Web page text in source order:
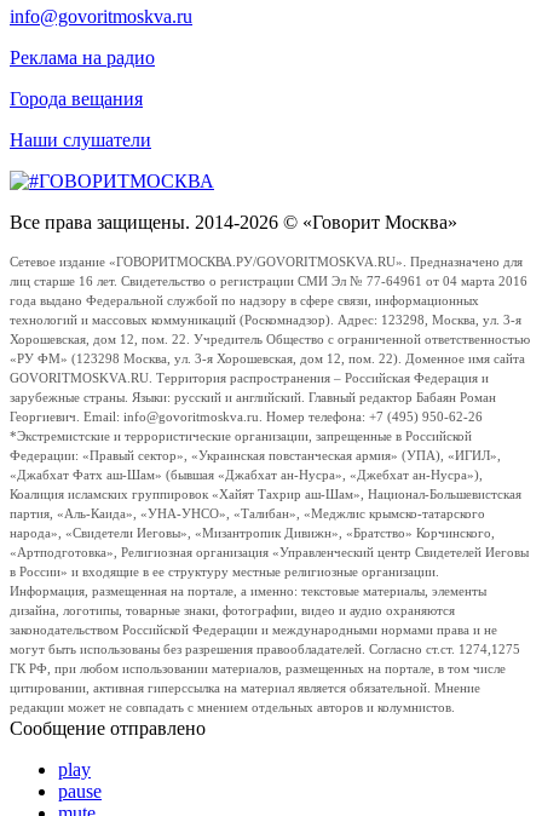
info@govoritmoskva.ru
Реклама на радио
Города вещания
Наши слушатели
Все права защищены. 2014-2026 © «Говорит Москва»
Сетевое издание «ГОВОРИТМОСКВА.РУ/GOVORITMOSKVA.RU». Предназначено для
лиц старше 16 лет. Свидетельство о регистрации СМИ Эл № 77-64961 от 04 марта 2016
года выдано Федеральной службой по надзору в сфере связи, информационных
технологий и массовых коммуникаций (Роскомнадзор). Адрес: 123298, Москва, ул. 3-я
Хорошевская, дом 12, пом. 22. Учредитель Общество с ограниченной ответственностью
«РУ ФМ» (123298 Москва, ул. 3-я Хорошевская, дом 12, пом. 22). Доменное имя сайта
GOVORITMOSKVA.RU. Территория распространения – Российская Федерация и
зарубежные страны. Языки: русский и английский. Главный редактор Бабаян Роман
Георгиевич. Email: info@govoritmoskva.ru. Номер телефона: +7 (495) 950-62-26
*Экстремистские и террористические организации, запрещенные в Российской
Федерации: «Правый сектор», «Украинская повстанческая армия» (УПА), «ИГИЛ»,
«Джабхат Фатх аш-Шам» (бывшая «Джабхат ан-Нусра», «Джебхат ан-Нусра»),
Коалиция исламских группировок «Хайят Тахрир аш-Шам», Национал-Большевистская
партия, «Аль-Каида», «УНА-УНСО», «Талибан», «Меджлис крымско-татарского
народа», «Свидетели Иеговы», «Мизантропик Дивижн», «Братство» Корчинского,
«Артподготовка», Религиозная организация «Управленческий центр Свидетелей Иеговы
в России» и входящие в ее структуру местные религиозные организации.
Информация, размещенная на портале, а именно: текстовые материалы, элементы
дизайна, логотипы, товарные знаки, фотографии, видео и аудио охраняются
законодательством Российской Федерации и международными нормами права и не
могут быть использованы без разрешения правообладателей. Согласно ст.ст. 1274,1275
ГК РФ, при любом использовании материалов, размещенных на портале, в том числе
цитировании, активная гиперссылка на материал является обязательной. Мнение
редакции может не совпадать с мнением отдельных авторов и колумнистов.
Сообщение отправлено
play
pause